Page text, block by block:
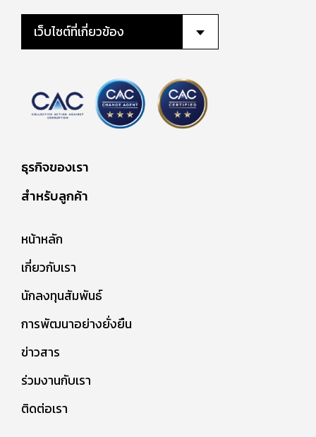
เว็บไซต์ที่เกี่ยวข้อง
ธุรกิจของเรา
สำหรับลูกค้า
หน้าหลัก
เกี่ยวกับเรา
นักลงทุนสัมพันธ์
การพัฒนาอย่างยั่งยืน
ข่าวสาร
ร่วมงานกับเรา
ติดต่อเรา